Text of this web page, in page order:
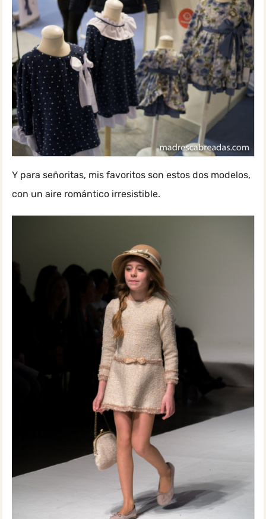
Y para señoritas, mis favoritos son estos dos modelos,
con un aire romántico irresistible.